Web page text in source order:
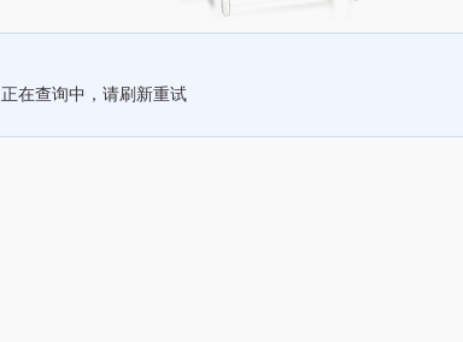
正在查询中，请刷新重试